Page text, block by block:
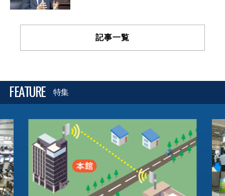
記事一覧
FEATURE 特集